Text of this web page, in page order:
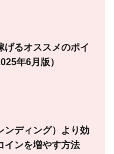
げるオススメのポイ
年6月版）
ンディング）より効
インを増やす方法